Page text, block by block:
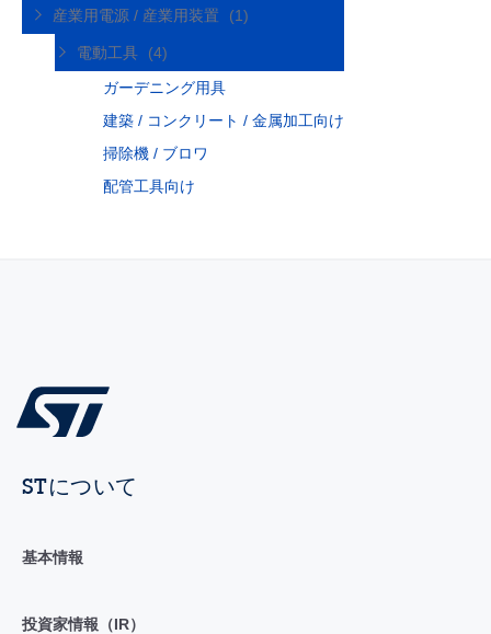
産業用電源 / 産業用装置 (1)
電動工具
(4)
ガーデニング用具
建築 / コンクリート / 金属加工向け
掃除機 / ブロワ
配管工具向け
STについて
基本情報
投資家情報（IR）